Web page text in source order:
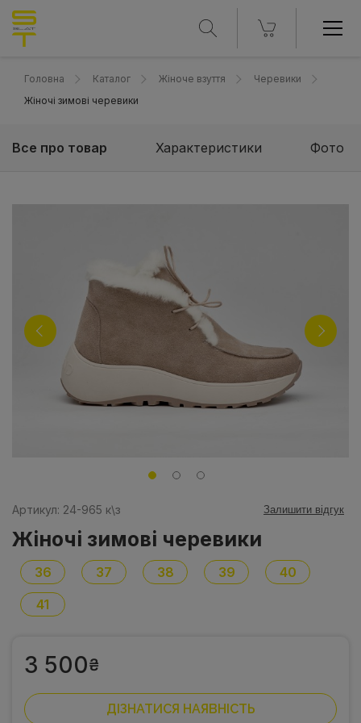
Головна Каталог Жіноче взуття
Черевики
Жіночі зимові черевики
Все про товар Характеристики Фото
Артикул: 24-965 к\з Залишити відгук
Жіночі зимові черевики
36 37 38 39
40
41
3 500₴
ДІЗНАТИСЯ НАЯВНІСТЬ